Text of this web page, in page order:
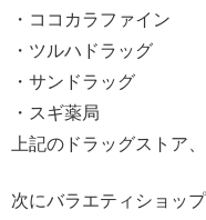
・ココカラファイン
・ツルハドラッグ
・サンドラッグ
・スギ薬局
上記のドラッグストア
次にバラエティショッ